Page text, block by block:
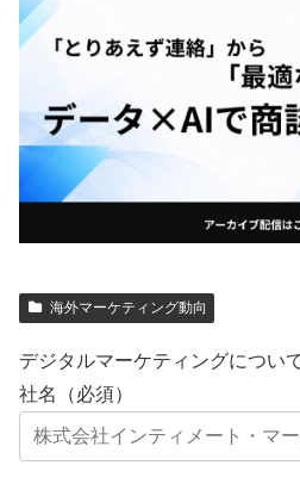
海外マーケティング動向
デジタルマーケティングについ
社名（必須）